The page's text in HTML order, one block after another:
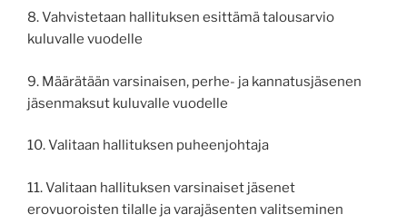
8. Vahvistetaan hallituksen esittämä talousarvio
kuluvalle vuodelle
9. Määrätään varsinaisen, perhe- ja kannatusjäsenen
jäsenmaksut kuluvalle vuodelle
10. Valitaan hallituksen puheenjohtaja
11. Valitaan hallituksen varsinaiset jäsenet
erovuoroisten tilalle ja varajäsenten valitseminen